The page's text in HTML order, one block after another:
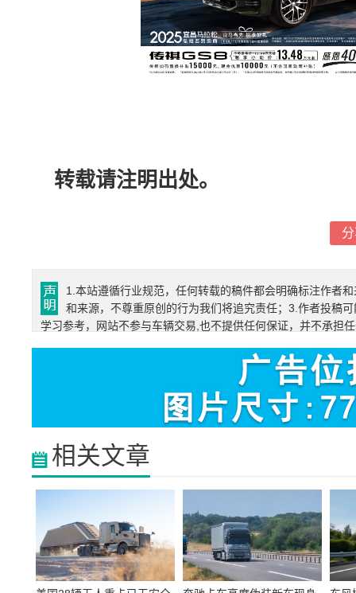
转载请注明出处。
1.本站遵循行业规范，任何转载的稿件都会明确标注作者
和来源，不尊重原创的行为我们将追究责任；3.作者投稿
学习参考，网站不参与车辆交易,也不提供任何保证，并不承担
相关文章